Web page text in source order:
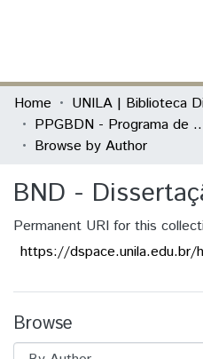
Communities & Collections
All of DSpace
Home
PPGBDN - Programa de Pós-
Browse by Author
BND -
Permanent URI for this
https://dspace.unila.edu.br/
Browse